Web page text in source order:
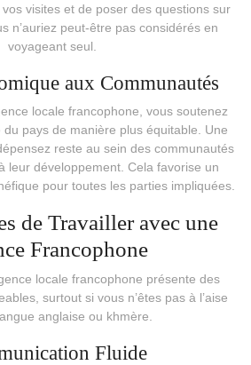
visites et de poser des questions sur
n’auriez peut-être pas considérés en
voyageant seul.
aux Communautés
locale francophone, vous soutenez
du pays de manière plus équitable. Une
reste au sein des communautés
leur développement. Cela favorise un
pour toutes les parties impliquées.
de Travailler avec une
Francophone
locale francophone présente des
surtout si vous n’êtes pas à l’aise
anglaise ou khmère.
Fluide